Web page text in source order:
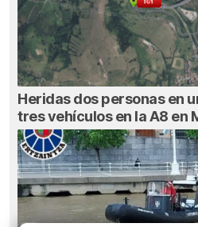
Heridas dos personas en
tres vehículos en la A8 en